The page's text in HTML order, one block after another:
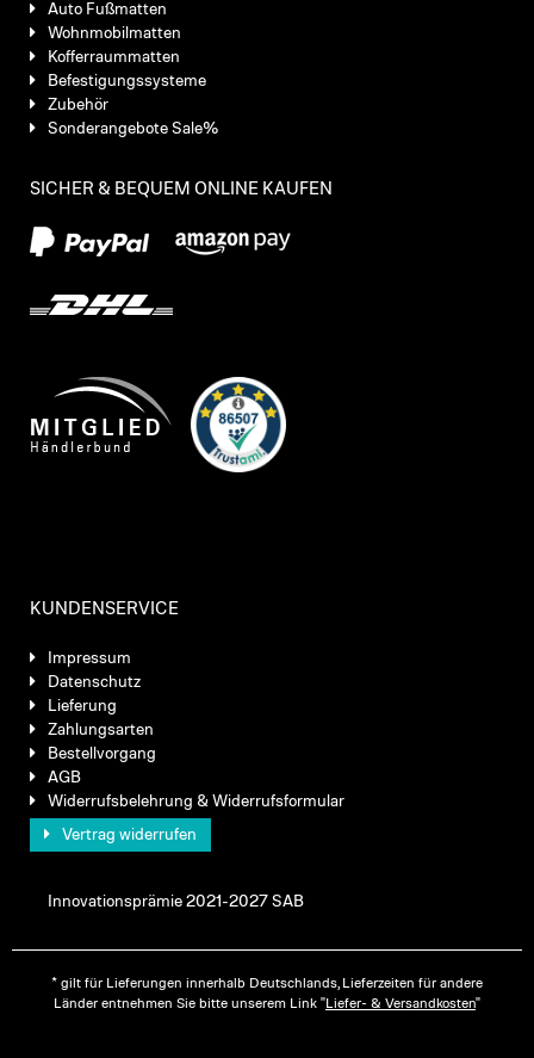
Auto Fußmatten
Wohnmobilmatten
Kofferraummatten
Befestigungssysteme
Zubehör
Sonderangebote Sale%
SICHER & BEQUEM ONLINE KAUFEN
KUNDENSERVICE
Impressum
Datenschutz
Lieferung
Zahlungsarten
Bestellvorgang
AGB
Widerrufsbelehrung & Widerrufsformular
Vertrag widerrufen
Innovationsprämie 2021-2027 SAB
* gilt für Lieferungen innerhalb Deutschlands, Lieferzeiten für andere
Länder entnehmen Sie bitte unserem Link "Liefer- & Versandkosten"